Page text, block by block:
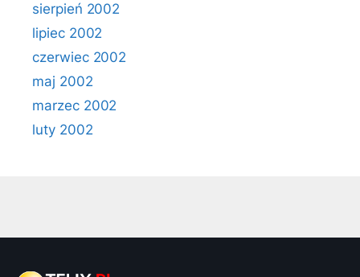
sierpień 2002
lipiec 2002
czerwiec 2002
maj 2002
marzec 2002
luty 2002